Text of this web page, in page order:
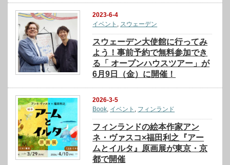
2023-6-4
イベント
スウェーデン
スウェーデン大使館に行ってみ
よう！事前予約で無料参加でき
る「 オープンハウスツアー」が
6月9日（金）に開催！
2026-3-5
Book イベント フィンランド
フィンランドの絵本作家アン
ネ・ヴァスコ×福田利之『アー
ムとイルタ』原画展が東京・京
都で開催